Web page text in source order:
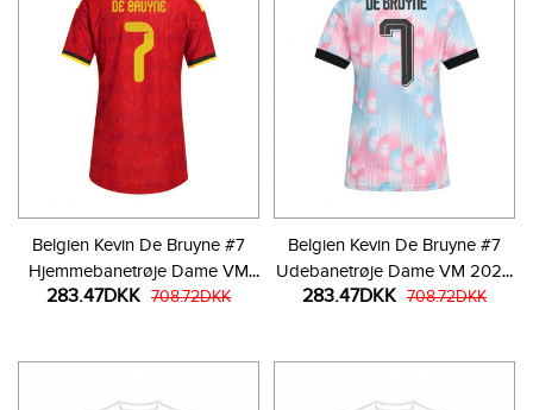
Belgien Kevin De Bruyne #7
Hjemmebanetrøje Dame VM
2026 Kortærmet
283.47DKK 708.72DKK
Belgien Kevin De Bruyne #7
Udebanetrøje Dame VM 2026
Kortærmet
283.47DKK 708.72DKK